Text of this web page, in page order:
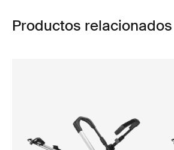
Productos relacionados